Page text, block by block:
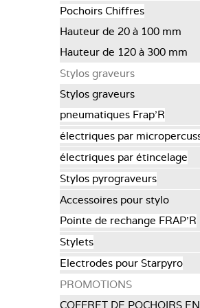
Pochoirs Chiffres
Hauteur de 20 à 100 mm
Hauteur de 120 à 300 mm
Stylos graveurs
Stylos graveurs
pneumatiques Frap'R
électriques par
électriques par étincelage
Stylos pyrograveurs
Accessoires pour stylo
Pointe de rechange FRAP’R
Stylets
Electrodes pour Starpyro
PROMOTIONS
COFFRET DE POCHOIRS